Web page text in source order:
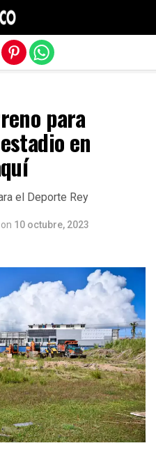
para
en
el Deporte Rey
on 10 octubre, 2023
móvil